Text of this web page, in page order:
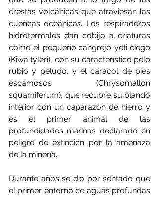
crestas volcánicas que atraviesan las
cuencas oceánicas. Los respiraderos
hidrotermales dan cobijo a criaturas
como el pequeño cangrejo yeti ciego
(Kiwa tyleri), con su característico pelo
rubio y peludo, y el caracol de pies
escamosos (Chrysomallon
squamiferum), que recubre su blando
interior con un caparazón de hierro y
es el primer animal de las
profundidades marinas declarado en
peligro de extinción por la amenaza
de la minería.
Durante años se dio por sentado que
el primer entorno de aguas profundas